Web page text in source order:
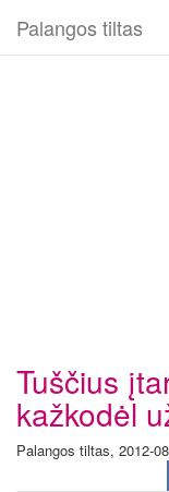
Palangos tiltas
Tuščius
kažkodėl
Palangos tiltas, 2012-